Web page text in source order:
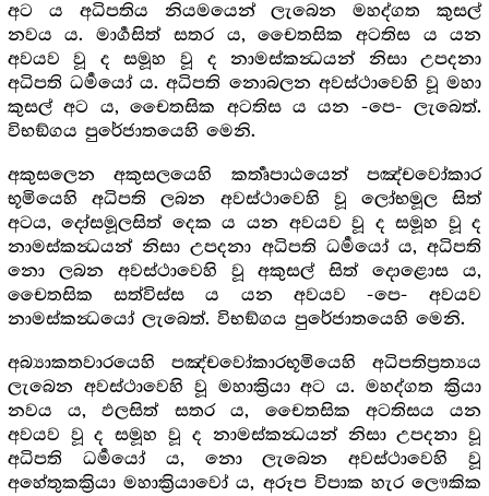
අට ය අධිපතිය නියමයෙන් ලැබෙන මහද්ගත කුසල්
නවය ය. මාර්‍ගසිත් සතර ය, චෛතසික අටතිස ය යන
අවයව වූ ද සමූහ වූ ද නාමස්කන්‍ධයන් නිසා උපදනා
අධිපති ධර්‍මයෝ ය. අධිපති නොබලන අවස්ථාවෙහි වූ මහා
කුසල් අට ය, චෛතසික අටතිස ය යන -පෙ- ලැබෙත්.
විභඞ්ගය පුරේජාතයෙහි මෙනි.
අකුසලෙන අකුසලයෙහි කර්‍තෘපාඨයෙන් පඤ්චවෝකාර
භූමියෙහි අධිපති ලබන අවස්ථාවෙහි වූ ලෝභමූල සිත්
අටය, දෝසමූලසිත් දෙක ය යන අවයව වූ ද සමූහ වූ ද
නාමස්කන්‍ධයන් නිසා උපදනා අධිපති ධර්‍මයෝ ය, අධිපති
නො ලබන අවස්ථාවෙහි වූ අකුසල් සිත් දොළොස ය,
චෛතසික සත්විස්ස ය යන අවයව -පෙ- අවයව
නාමස්කන්‍ධයෝ ලැබෙත්. විභඞ්ගය පුරේජාතයෙහි මෙනි.
අබ්‍යාකතවාරයෙහි පඤ්චවෝකාරභූමියෙහි අධිපතිප්‍රත්‍යය
ලැබෙන අවස්ථාවෙහි වූ මහාක්‍රියා අට ය. මහද්ගත ක්‍රියා
නවය ය, ඵලසිත් සතර ය, චෛතසික අටතිසය යන
අවයව වූ ද සමූහ වූ ද නාමස්කන්‍ධයන් නිසා උපදනා වූ
අධිපති ධර්‍මයෝ ය, නො ලැබෙන අවස්ථාවෙහි වූ
අහේතුකක්‍රියා මහාක්‍රියාවෝ ය, අරූප විපාක හැර ලෞකික